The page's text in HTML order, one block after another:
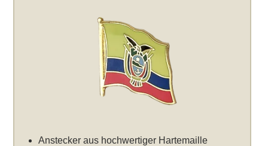
Anstecker aus hochwertiger Hartemaille